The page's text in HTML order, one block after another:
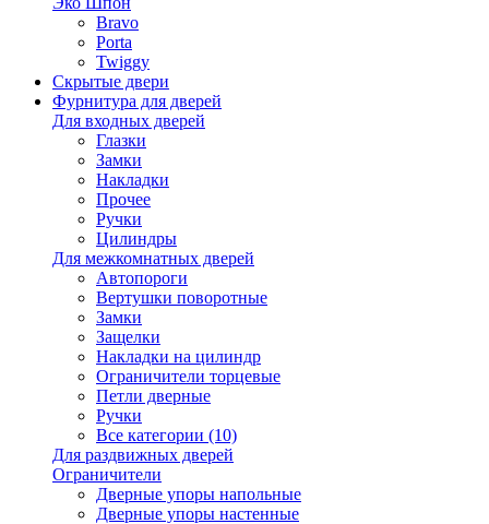
Bravo
Porta
Twiggy
Скрытые двери
Фурнитура для дверей
Для входных дверей
Глазки
Замки
Накладки
Прочее
Ручки
Цилиндры
Для межкомнатных дверей
Автопороги
Вертушки поворотные
Замки
Защелки
Накладки на цилиндр
Ограничители торцевые
Петли дверные
Ручки
Все категории (10)
Для раздвижных дверей
Ограничители
Дверные упоры напольные
Дверные упоры настенные